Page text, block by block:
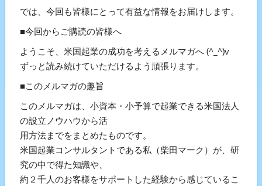
では、今回も皆様にとって有益な情報をお届けします。
■今回からご購読の皆様へ
ようこそ、米国起業の成功を考えるメルマガへ (^_^)v
ずっと読み続けていただけるよう頑張ります。
■このメルマガの趣旨
このメルマガは、小資本・小予算で起業できる米国法人
の設立ノウハウから活
用方法までをまとめたものです。
米国起業コンサルタントである私（柴田マーク）が、研
究の中で得た知識や、
約２千人のお客様をサポートした経験から感じているこ